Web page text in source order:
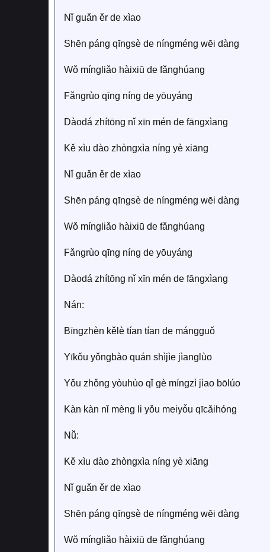
Nǐ guǎn ěr de xìao
Shēn páng qīngsè de níngméng wēi dàng
Wǒ míngliǎo hàixiū de fǎnghúang
Fǎngrùo qīng níng de yōuyáng
Dàodá zhítōng nǐ xīn mén de fāngxìang
Kě xìu dào zhòngxìa níng yè xiāng
Nǐ guǎn ěr de xìao
Shēn páng qīngsè de níngméng wēi dàng
Wǒ míngliǎo hàixiū de fǎnghúang
Fǎngrùo qīng níng de yōuyáng
Dàodá zhítōng nǐ xīn mén de fāngxìang
Nán:
Bīngzhèn kělè tían tían de mángguǒ
Yīkǒu yǒngbào quán shìjìe jìanglùo
Yǒu zhǒng yòuhùo qǐ gè míngzì jìao bōlúo
Kàn kàn nǐ mèng li yǒu meiyó̌u qīcǎihóng
Nǚ:
Kě xìu dào zhòngxìa níng yè xiāng
Nǐ guǎn ěr de xìao
Shēn páng qīngsè de níngméng wēi dàng
Wǒ míngliǎo hàixiū de fǎnghúang